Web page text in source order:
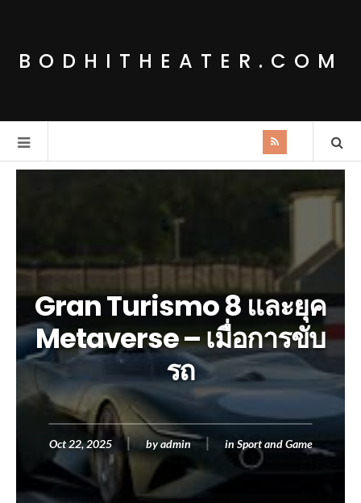
BODHITHEATER.COM
Gran Turismo 8 และยุค
Metaverse – เมื่อการขับ
รถ
Oct 22, 2025 by admin in Sport and Game